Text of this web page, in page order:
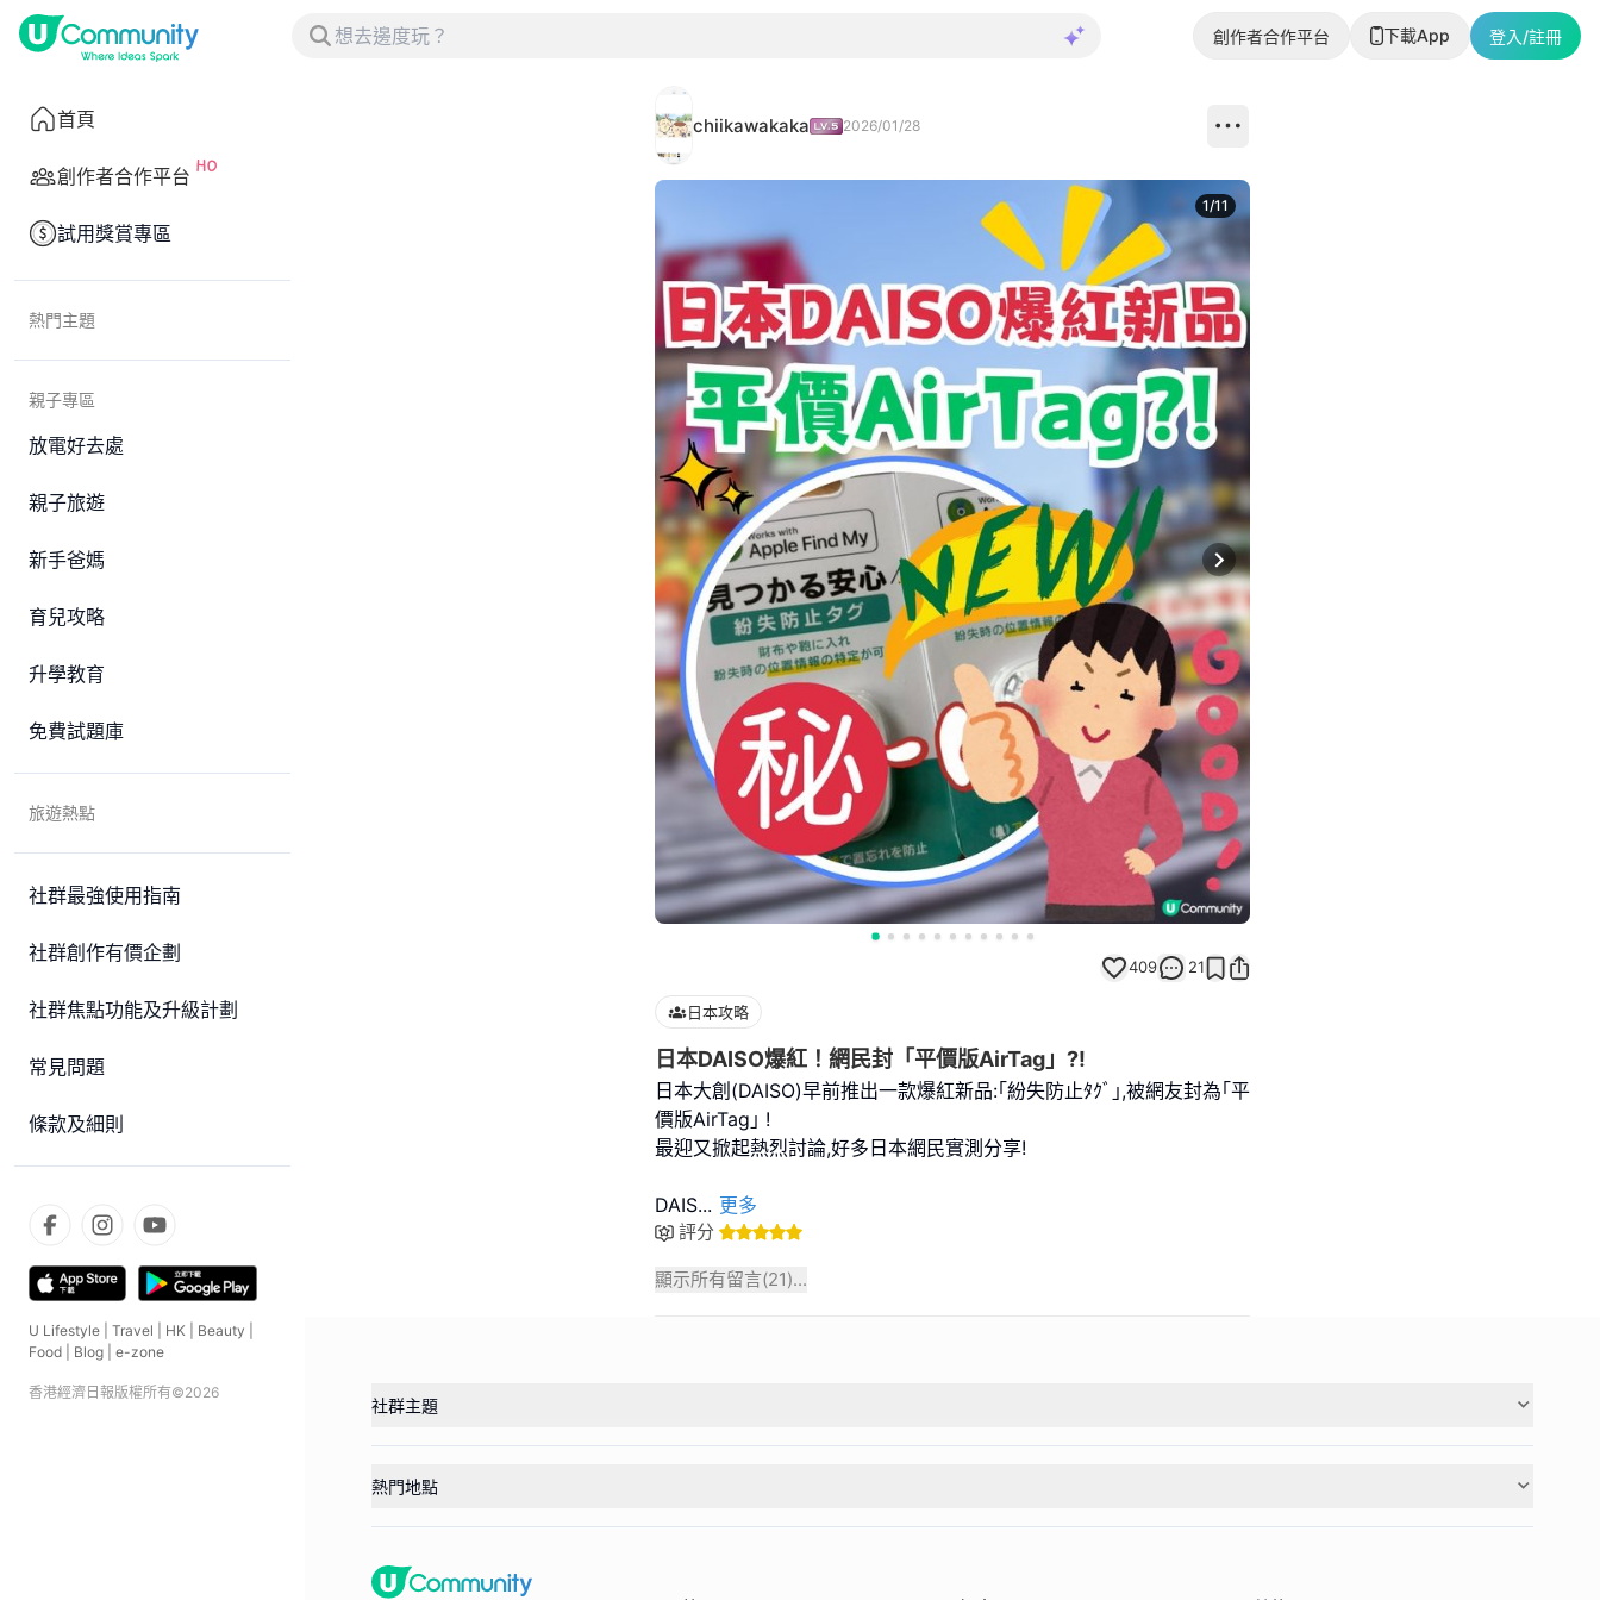
創作者合作平台 下載App 登入/註冊
首頁
創作者合作平台
試用獎賞專區
熱門主題
親子專區
放電好去處
親子旅遊
新手爸媽
育兒攻略
升學教育
免費試題庫
旅遊熱點
社群最強使用指南
社群創作有價企劃
社群焦點功能及升級計劃
常見問題
條款及細則
U Lifestyle Travel HK Beauty
Food
Blog e-zone
香港經濟日報版權所有©2026
chiikawakaka 2026/01/28
Next slide
1/11
409 21
日本攻略
日本DAISO爆紅！網民封「平價版AirTag」?!
日本大創(DAISO)早前推出一款爆紅新品:｢紛失防止ﾀｸﾞ｣,被網友封為｢平
價版AirTag｣ !
最迎又掀起熱烈討論,好多日本網民實測分享!
DAIS... 更多
評分
顯示所有留言(21)...
社群主題
熱門地點